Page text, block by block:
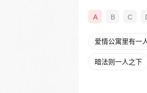
A B C
爱情公寓里有一
暗法则一人之下